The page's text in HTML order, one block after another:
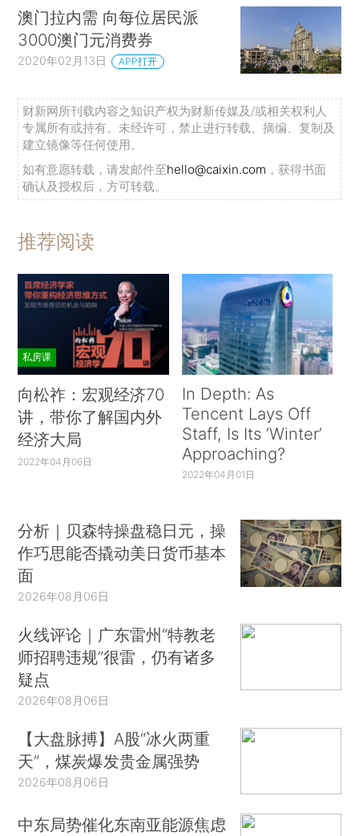
澳门拉内需 向每位居民派
3000澳门元消费券
2020年02月13日 APP打开
财新网所刊载内容之知识产权为财新传媒及/或相关权利人
专属所有或持有。未经许可，禁止进行转载、摘编、复制及
建立镜像等任何使用。
如有意愿转载，请发邮件至hello@caixin.com ，获得书面
确认及授权后，方可转载。
推荐阅读
私房课
向松祚：宏观经济70
讲，带你了解国内外
经济大局
2022年04月06日
In Depth: As
Tencent Lays Off
Staff, Is Its ‘Winter’
Approaching?
2022年04月01日
分析｜贝森特操盘稳日元，操
作巧思能否撬动美日货币基本
面
2026年08月06日
火线评论｜广东雷州“特教老
师招聘违规”很雷，仍有诸多
疑点
2026年08月06日
【大盘脉搏】A股“冰火两重
天”，煤炭爆发贵金属强势
2026年08月06日
中东局势催化东南亚能源焦虑